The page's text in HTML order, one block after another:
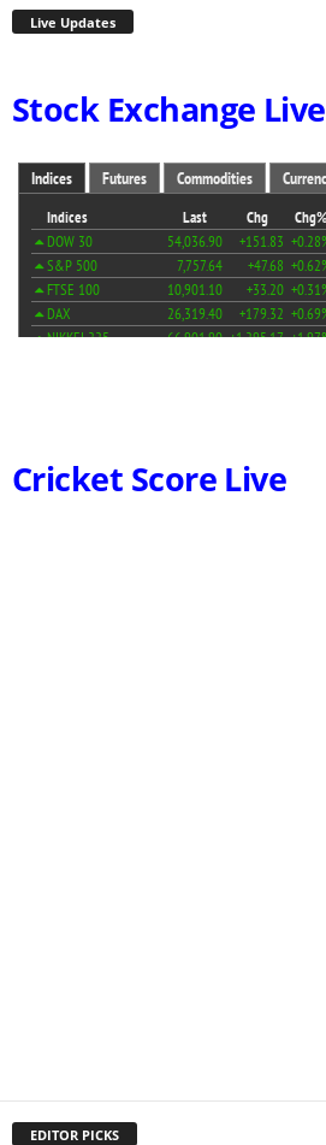
Live Updates
Stock Exchange Live
Cricket Score Live
EDITOR PICKS